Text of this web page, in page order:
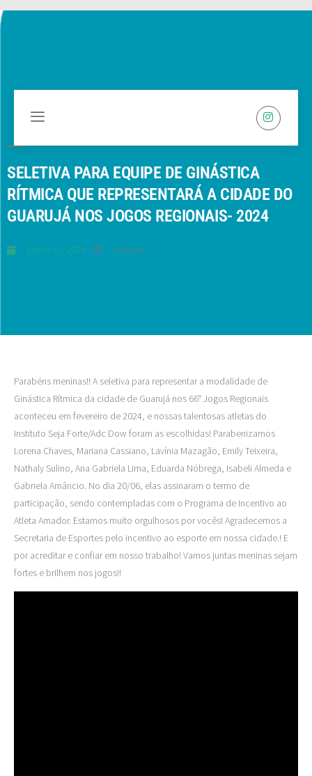
SELETIVA PARA EQUIPE DE GINÁSTICA
RÍTMICA QUE REPRESENTARÁ A CIDADE DO
GUARUJÁ NOS JOGOS REGIONAIS- 2024
junho 20, 2024 4:18 pm
Parabéns meninas!! A seletiva para representar a modalidade de
Ginástica Rítmica da cidade de Guarujá nos 66° Jogos Regionais
aconteceu em fevereiro de 2024, e nossas talentosas atletas do
Instituto Seja Forte/Adc Dow foram as escolhidas! Parabenizamos
Lorena Chaves, Mariana Cassiano, Lavínia Mazagão, Emily Teixeira,
Nathaly Sulino, Ana Gabriela Lima, Eduarda Nóbrega, Isabeli Almeda e
Gabriela Amâncio. No dia 20/06, elas assinaram o termo de
participação, sendo contempladas com o Programa de Incentivo ao
Atleta Amador. Estamos muito orgulhosos por vocês! Agradecemos a
Secretaria de Esportes pelo incentivo ao esporte em nossa cidade.! E
por acreditar e confiar em nosso trabalho! Vamos juntas meninas sejam
fortes e brilhem nos jogos!!